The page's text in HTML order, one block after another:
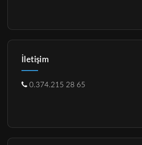
İletişim
0.374.215 28 65